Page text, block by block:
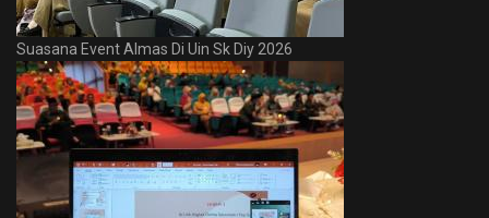
Suasana Event Almas Di Uin Sk Diy 2026